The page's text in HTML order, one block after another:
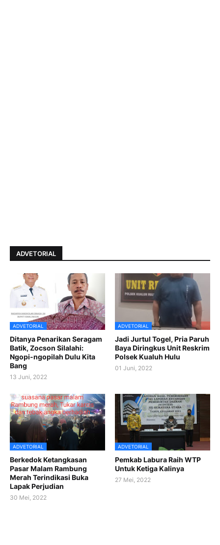
ADVETORIAL
ADVETORIAL
Ditanya Penarikan Seragam
Batik, Zocson Silalahi:
Ngopi-ngopilah Dulu Kita
Bang
13 Juni, 2022
ADVETORIAL
Jadi Jurtul Togel, Pria Paruh
Baya Diringkus Unit Reskrim
Polsek Kualuh Hulu
01 Juni, 2022
ADVETORIAL
Berkedok Ketangkasan
Pasar Malam Rambung
Merah Terindikasi Buka
Lapak Perjudian
30 Mei, 2022
ADVETORIAL
Pemkab Labura Raih WTP
Untuk Ketiga Kalinya
27 Mei, 2022